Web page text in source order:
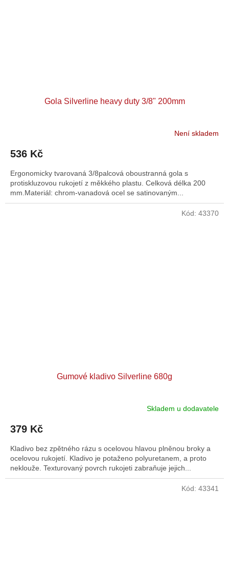
Gola Silverline heavy duty 3/8" 200mm
Není skladem
536 Kč
Ergonomicky tvarovaná 3/8palcová oboustranná gola s
protiskluzovou rukojetí z měkkého plastu. Celková délka 200
mm.Materiál: chrom-vanadová ocel se satinovaným...
Gumové kladivo Silverline 680g
Skladem u dodavatele
379 Kč
Kladivo bez zpětného rázu s ocelovou hlavou plněnou broky a
ocelovou rukojetí. Kladivo je potaženo polyuretanem, a proto
neklouže. Texturovaný povrch rukojeti zabraňuje jejich...
Kód: 43370
Kód: 43341